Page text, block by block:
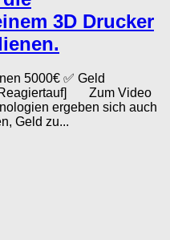
3D Drucker
5000€ ✅ Geld
Reagiertauf] Zum Video
ergeben sich auch
Geld zu...